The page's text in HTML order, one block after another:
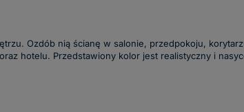
Ozdób nią ścianę w salonie, przedpokoju,
hotelu. Przedstawiony kolor jest realistyczny i